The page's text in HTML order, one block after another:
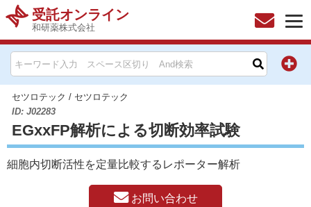
受託オンライン
和研薬株式会社
セツロテック / セツロテック
ID: J02283
EGxxFP解析による切断効率試験
細胞内切断活性を定量比較するレポーター解析
お問い合わせ
HOME
お問い合わせ
お知らせ
キャンペーン情報一覧
製品カテゴリー一覧